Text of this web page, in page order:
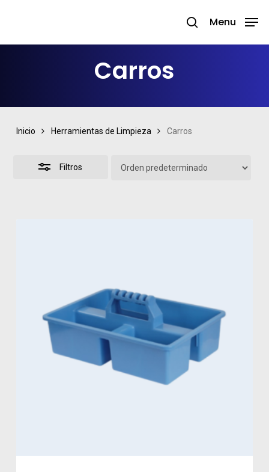
main
search
Menu
Carros
Inicio Herramientas de Limpieza Carros
Filtros
Close
Filters